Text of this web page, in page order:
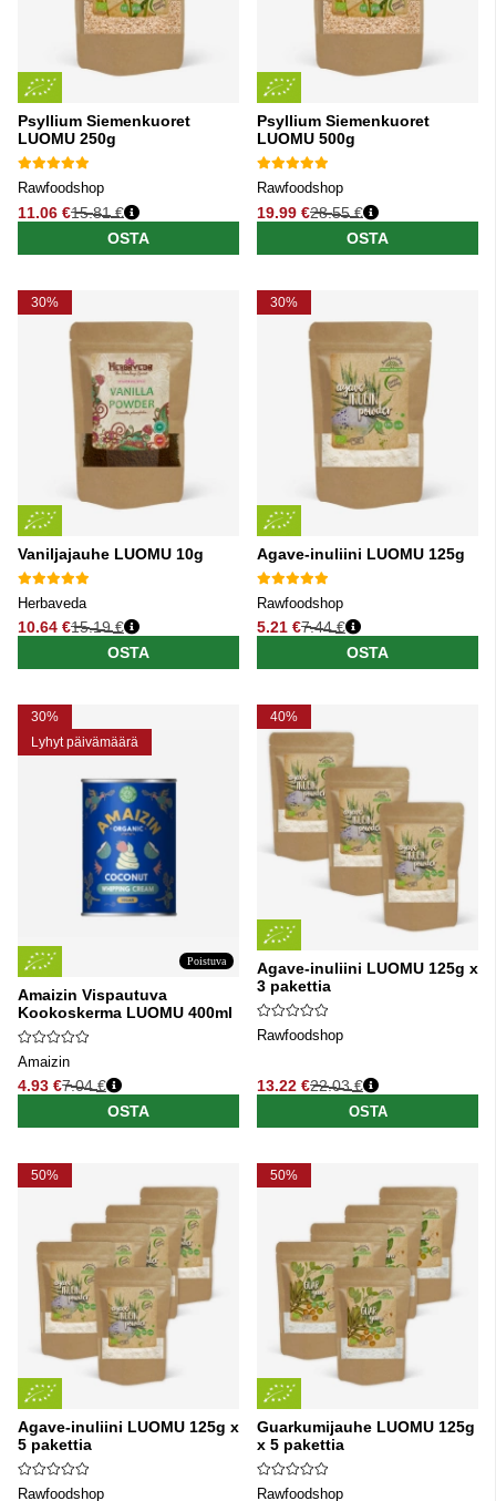
Psyllium Siemenkuoret
LUOMU 250g
Rawfoodshop
11.06 €
Normaali hinta
15.81 €
OSTA
Psyllium Siemenkuoret
LUOMU 500g
Rawfoodshop
19.99 €
Normaali hinta
28.55 €
OSTA
30%
Vaniljajauhe LUOMU 10g
Herbaveda
10.64 €
Normaali hinta
15.19 €
OSTA
30%
Agave-inuliini LUOMU 125g
Rawfoodshop
5.21 €
Normaali hinta
7.44 €
OSTA
30%
Lyhyt päivämäärä
Poistuva
Amaizin Vispautuva
Kookoskerma LUOMU 400ml
Amaizin
4.93 €
Normaali hinta
7.04 €
OSTA
40%
Agave-inuliini LUOMU 125g x
3 pakettia
Rawfoodshop
13.22 €
Normaali hinta
22.03 €
OSTA
50%
Agave-inuliini LUOMU 125g x
5 pakettia
Rawfoodshop
50%
Guarkumijauhe LUOMU 125g
x 5 pakettia
Rawfoodshop